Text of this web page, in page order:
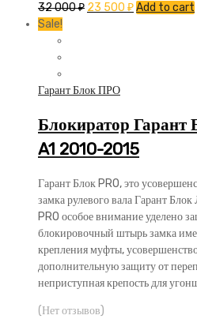
32 000₽ 23 500 ₽Add to cart
Sale!
Гарант Блок ПРО
Блокиратор
A1 2010-2015
Гарант Блок PRO, это
замка рулевого вала Гарант
PRO особое внимание уделено
блокировочный штырь замка
крепления муфты,
дополнительную защиту от
неприступная крепость для
(Нет отзывов)